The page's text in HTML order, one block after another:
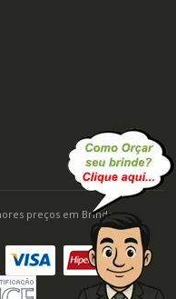
preços em Brindes